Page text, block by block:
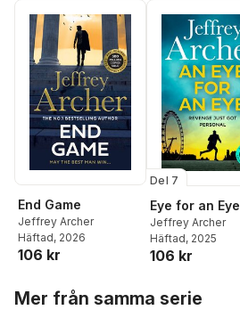
End Game
Jeffrey Archer
Häftad, 2026
106 kr
Del 7
Eye for an Eye
Jeffrey Archer
Häftad, 2025
106 kr
Mer från samma serie